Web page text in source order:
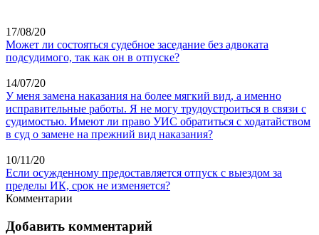
17/08/20
Может ли состояться судебное заседание без адвоката
подсудимого, так как он в отпуске?
14/07/20
У меня замена наказания на более мягкий вид, а именно
исправительные работы. Я не могу трудоустроиться в связи с
судимостью. Имеют ли право УИС обратиться с ходатайством
в суд о замене на прежний вид наказания?
10/11/20
Если осужденному предоставляется отпуск с выездом за
пределы ИК, срок не изменяется?
Комментарии
Добавить комментарий